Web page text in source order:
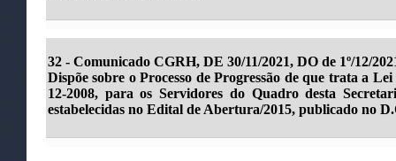
32 - Comunicado CGRH, DE 30/11/2021, DO de 1º/12/
Dispõe sobre o Processo de Progressão de que trata a
12-2008, para os Servidores do Quadro desta
estabelecidas no Edital de Abertura/2015, publicado no